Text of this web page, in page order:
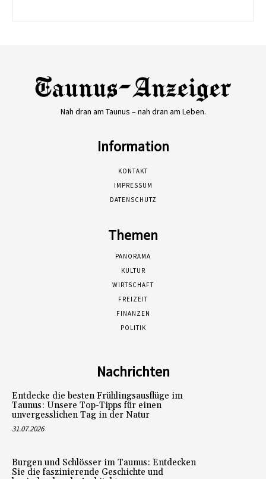
Nah dran am Taunus – nah dran am Leben.
Information
KONTAKT
IMPRESSUM
DATENSCHUTZ
Themen
PANORAMA
KULTUR
WIRTSCHAFT
FREIZEIT
FINANZEN
POLITIK
Nachrichten
Entdecke die besten Frühlingsausflüge im
Taunus: Unsere Top-Tipps für einen
unvergesslichen Tag in der Natur
31.07.2026
Burgen und Schlösser im Taunus: Entdecken
Sie die faszinierende Geschichte und